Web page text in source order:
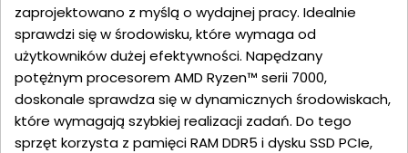
zaprojektowano z myślą o wydajnej pracy. Idealnie
sprawdzi się w środowisku, które wymaga od
użytkowników dużej efektywności. Napędzany
potężnym procesorem AMD Ryzen™ serii 7000,
doskonale sprawdza się w dynamicznych środowiskach,
które wymagają szybkiej realizacji zadań. Do tego
sprzęt korzysta z pamięci RAM DDR5 i dysku SSD PCIe,